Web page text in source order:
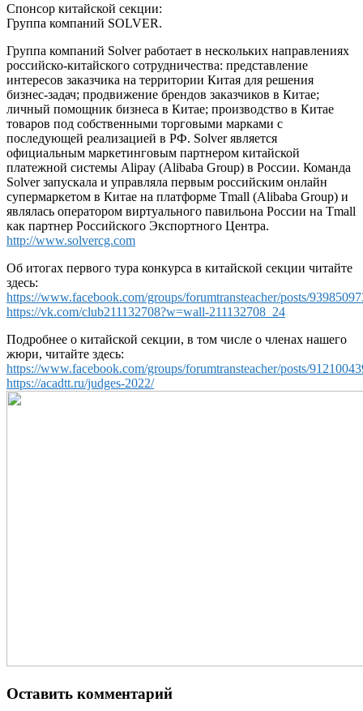
Спонсор китайской секции:
Группа компаний SOLVER.
Группа компаний Solver работает в нескольких направлениях
российско-китайского сотрудничества: представление
интересов заказчика на территории Китая для решения
бизнес-задач; продвижение брендов заказчиков в Китае;
личный помощник бизнеса в Китае; производство в Китае
товаров под собственными торговыми марками с
последующей реализацией в РФ. Solver является
официальным маркетинговым партнером китайской
платежной системы Alipay (Alibaba Group) в России. Команда
Solver запускала и управляла первым российским онлайн
супермаркетом в Китае на платформе Tmall (Alibaba Group) и
являлась оператором виртуального павильона России на Tmall
как партнер Российского Экспортного Центра.
http://www.solvercg.com
Об итогах первого тура конкурса в китайской секции читайте
здесь:
https://www.facebook.com/groups/forumtransteacher/posts/
https://vk.com/club211132708?w=wall-211132708_24
Подробнее о китайской секции, в том числе о членах нашего
жюри, читайте здесь:
https://www.facebook.com/groups/forumtransteacher/posts/
https://acadtt.ru/judges-2022/
Оставить комментарий